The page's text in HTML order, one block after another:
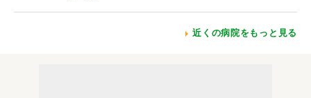
近くの病院をもっと見る